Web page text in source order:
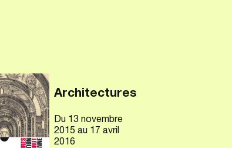
Architectures
Du 13 novembre
2015 au 17 avril
2016